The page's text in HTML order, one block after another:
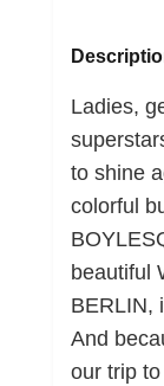
Ladies,
to shine
colorful
beautiful
BERLIN,
And
our trip